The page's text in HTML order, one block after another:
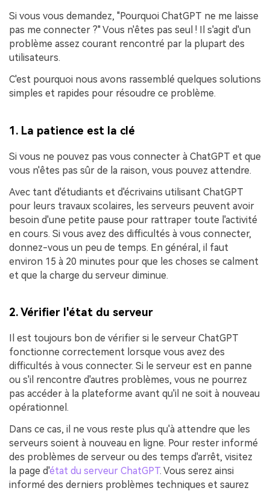
Si vous vous demandez, "Pourquoi ChatGPT ne me laisse
pas me connecter ?" Vous n'êtes pas seul ! Il s'agit d'un
problème assez courant rencontré par la plupart des
utilisateurs.
C'est pourquoi nous avons rassemblé quelques solutions
simples et rapides pour résoudre ce problème.
1. La patience est la clé
Si vous ne pouvez pas vous connecter à ChatGPT et que
vous n'êtes pas sûr de la raison, vous pouvez attendre.
Avec tant d'étudiants et d'écrivains utilisant ChatGPT
pour leurs travaux scolaires, les serveurs peuvent avoir
besoin d'une petite pause pour rattraper toute l'activité
en cours. Si vous avez des difficultés à vous connecter,
donnez-vous un peu de temps. En général, il faut
environ 15 à 20 minutes pour que les choses se calment
et que la charge du serveur diminue.
2. Vérifier l'état du serveur
Il est toujours bon de vérifier si le serveur ChatGPT
fonctionne correctement lorsque vous avez des
difficultés à vous connecter. Si le serveur est en panne
ou s'il rencontre d'autres problèmes, vous ne pourrez
pas accéder à la plateforme avant qu'il ne soit à nouveau
opérationnel.
Dans ce cas, il ne vous reste plus qu'à attendre que les
serveurs soient à nouveau en ligne. Pour rester informé
des problèmes de serveur ou des temps d'arrêt, visitez
la page d'état du serveur ChatGPT. Vous serez ainsi
informé des derniers problèmes techniques et saurez